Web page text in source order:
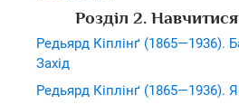
Розділ 2.
Редьярд Кіплінґ (1865—1936).
Захід
Редьярд Кіплінґ (1865—1936).